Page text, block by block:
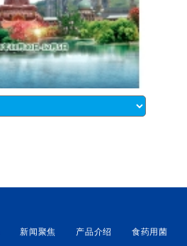
新闻聚焦 产品介绍 食药用菌